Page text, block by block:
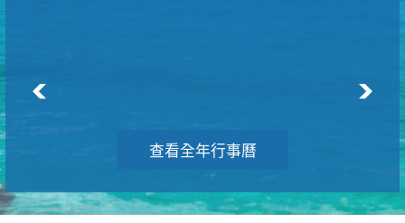
查看全年行事曆